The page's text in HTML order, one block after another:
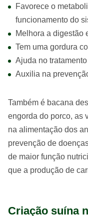
Favorece o
funcionamento do
Melhora a digestão
Tem uma gordura
Ajuda no
Auxilia na
Também é bacana
engorda do porco, as
na alimentação dos
prevenção de
de maior função
que a produção de
Criação suína